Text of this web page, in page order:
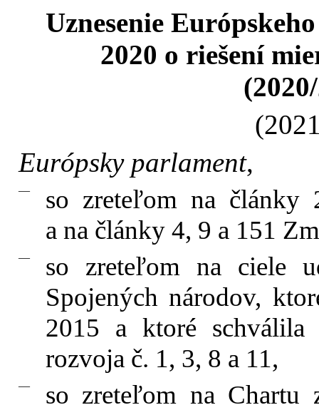
Uznesenie
2020 o riešení
Európsky parlament,
—
so zreteľom na
a na články 4, 9 a 151
—
so zreteľom na ciele
Spojených národov,
2015 a ktoré schválila
rozvoja č. 1, 3, 8 a 11,
—
so zreteľom na Chartu